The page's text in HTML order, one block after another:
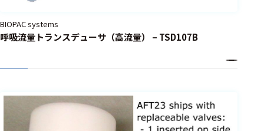
BIOPAC systems
呼吸流量トランスデューサ（高流量） – TSD107B